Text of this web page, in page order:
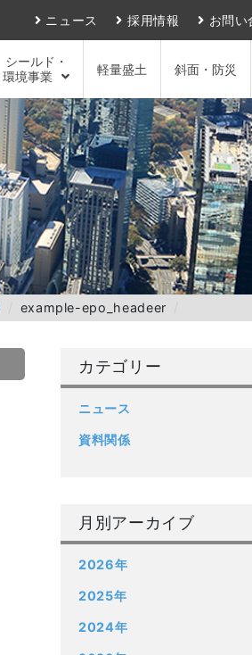
ニュース 採用情報 お問い
シールド・
環境事業
軽量盛土 斜面・防災
example-epo_headeer
カテゴリー
ニュース
資料関係
月別アーカイブ
2026年
2025年
2024年